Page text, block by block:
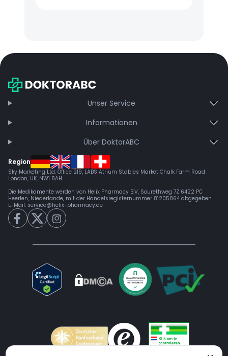
Unser Service
Informationen
Über DoktorABC
Region
Sky Marketing Ltd. Office 219, LABS Atrium Stables Market Chalk Farm Road
London, UK, NW1 8AH
Die Medikamente werden von Helix Pharmacy B.V, Sourethweg 7Z 6422 PC
Heerlen, Niederlande, mit der Handelsregisternummer 81205864 abgegeben.
E-Mail: service@helix-pharmacy.de